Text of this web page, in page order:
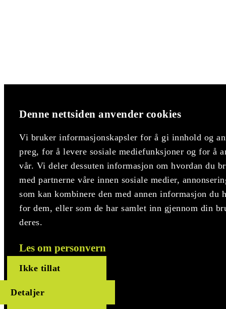
Denne nettsiden anvender cookies
Vi bruker informasjonskapsler for å gi innhold og
preg, for å levere sosiale mediefunksjoner og for å
vår. Vi deler dessuten informasjon om hvordan du
med partnerne våre innen sosiale medier,
som kan kombinere den med annen informasjon
for dem, eller som de har samlet inn gjennom din
deres.
Ikke tillat
Detaljer
Les om personvern